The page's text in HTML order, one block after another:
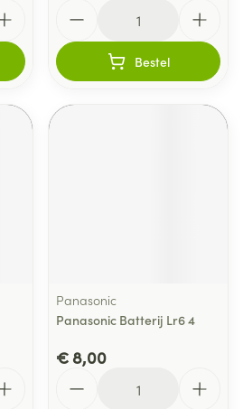
Bestel
Panasonic
Panasonic Batterij Lr6 4
€ 8,00